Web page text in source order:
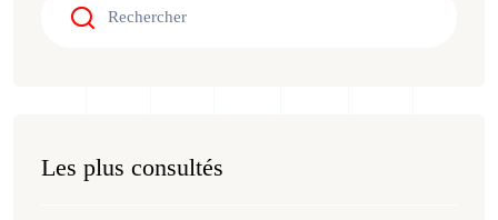
Les plus consultés